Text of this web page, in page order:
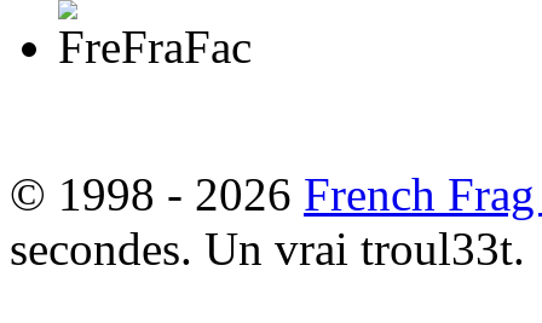
© 1998 - 2026 French
secondes. Un vrai troul33t.